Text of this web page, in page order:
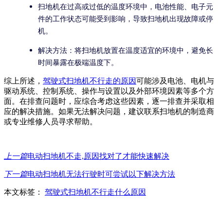
扫地机在过高或过低的温度环境中，电池性能、电子元
件的工作状态可能受到影响，导致扫地机出现故障或停
机。
解决方法：将扫地机放置在温度适宜的环境中，避免长
时间暴露在极端温度下。
综上所述， 驾驶式扫地机不行走的原因可能涉及电池、电机与
驱动系统、控制系统、操作与设置以及外部环境因素等多个方
面。在排查问题时，应综合考虑这些因素，逐一排查并采取相
应的解决措施。如果无法解决问题，建议联系扫地机的制造商
或专业维修人员寻求帮助。
上一篇电动扫地机不走,原因找对了才能快速解决
下一篇电动扫地机无法行驶时可尝试以下解决方法
本文标签： 驾驶式扫地机不行走什么原因